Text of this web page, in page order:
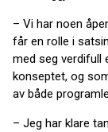
– Vi har noen
får en rolle i
med seg verdifull
konseptet, og
av både
– Jeg har klare